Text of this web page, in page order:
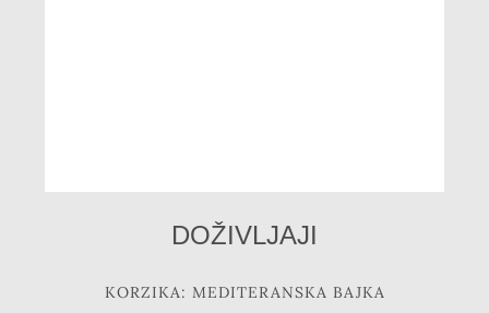
DOŽIVLJAJI
KORZIKA: MEDITERANSKA BAJKA